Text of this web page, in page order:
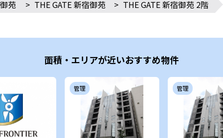
苑 > THE GATE 新宿御苑 > THE GATE 新宿御苑 2階
面積・エリアが近いおすすめ物件
管理 管理